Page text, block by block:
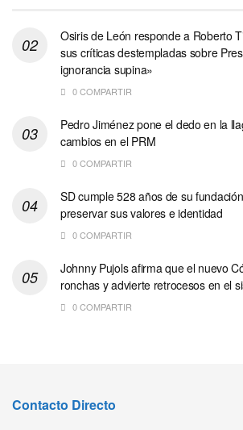
Osiris de León responde a Roberto
sus críticas destempladas sobre
ignorancia supina»
0 COMPARTIR
Pedro Jiménez pone el dedo en la
cambios en el PRM
0 COMPARTIR
SD cumple 528 años de su
preservar sus valores e identidad
0 COMPARTIR
Johnny Pujols afirma que el nuevo
ronchas y advierte retrocesos en el
0 COMPARTIR
Contacto Directo